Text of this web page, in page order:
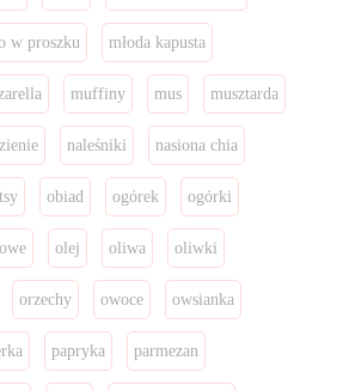
w proszku młoda kapusta
muffiny mus musztarda
naleśniki nasiona chia
obiad ogórek ogórki
olej oliwa oliwki
orzechy owoce owsianka
papryka parmezan